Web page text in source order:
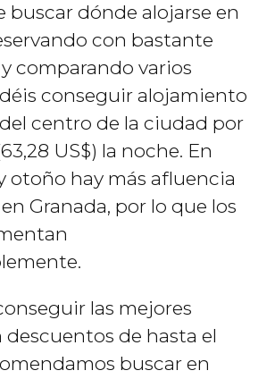
buscar dónde alojarse en
con bastante
comparando varios
conseguir alojamiento
centro de la ciudad por
US$) la noche. En
otoño hay más afluencia
Granada, por lo que los
las mejores
de hasta el
buscar en